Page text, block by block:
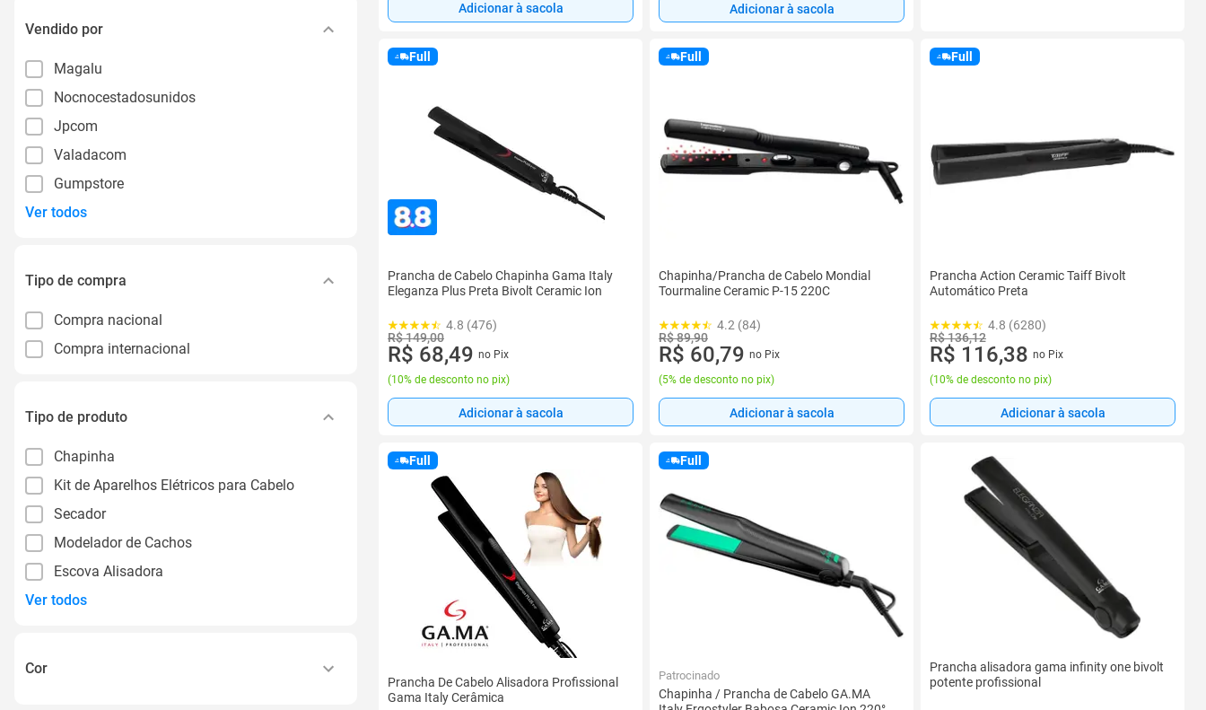
Vendido por
Magalu
Nocnocestadosunidos
Jpcom
Valadacom
Gumpstore
Ver todos
Tipo de compra
Compra nacional
Compra internacional
Tipo de produto
Chapinha
Kit de Aparelhos Elétricos para Cabelo
Secador
Modelador de Cachos
Escova Alisadora
Ver todos
Cor
Adicionar à sacola Adicionar à sacola
Full
Prancha de Cabelo Chapinha Gama Italy
Eleganza Plus Preta Bivolt Ceramic Ion
4.8 (476)
R$ 149,00
R$ 68,49 no Pix
(10% de desconto no pix)
Adicionar à sacola
Full
Chapinha/Prancha de Cabelo Mondial
Tourmaline Ceramic P-15 220C
4.2 (84)
R$ 89,90
R$ 60,79 no Pix
(5% de desconto no pix)
Adicionar à sacola
Full
Prancha Action Ceramic Taiff Bivolt
Automático Preta
4.8 (6280)
R$ 136,12
R$ 116,38 no Pix
(10% de desconto no pix)
Adicionar à sacola
Full
Prancha De Cabelo Alisadora Profissional
Gama Italy Cerâmica
Full
Patrocinado
Chapinha / Prancha de Cabelo GA.MA
Prancha alisadora gama infinity one bivolt
potente profissional